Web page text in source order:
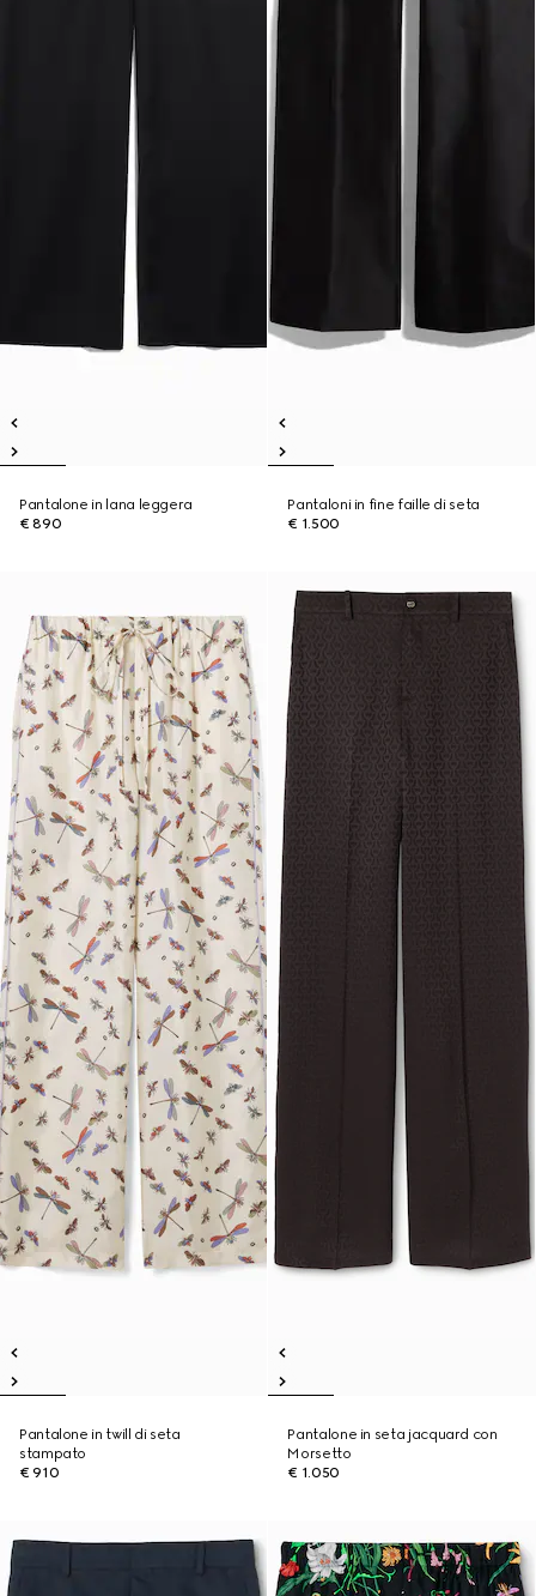
Pantalone in lana leggera
€ 890
Pantaloni in fine faille di seta
€ 1.500
Pantalone in twill di seta
stampato
€ 910
Pantalone in seta jacquard con
Morsetto
€ 1.050